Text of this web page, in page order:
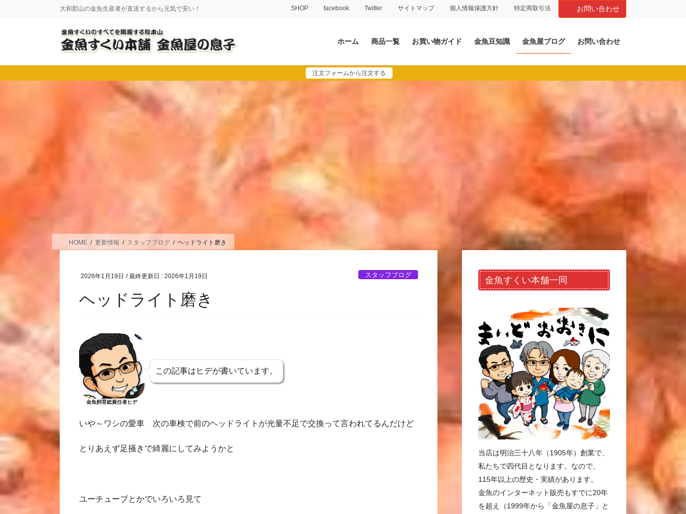
に
移
ョ
ン
大和郡山の金魚生産者が直送するから元気で安い！ SHOP facebook Twitter サイトマップ 個人情報保護方針 特定商取引法 お問い合わせ
ホーム 商品一覧 お買い物ガイド 金魚豆知識 金魚屋ブログ お問い合わせ
注文フォームから注文する
HOME 更新情報 スタッフブログ ヘッドライト磨き
2026年1月19日 / 最終更新日 :2026年1月19日 スタッフブログ
ヘッドライト磨き
金魚飼育総責任者ヒデ
この記事はヒデが書いています。
いや～ワシの愛車 次の車検で前のヘッドライトが光量不足で交換って言われてるんだけど
とりあえず足掻きで綺麗にしてみようかと
ユーチューブとかでいろいろ見て
金魚すくい本舗一同
当店は明治三十八年（1905年）創業で、
私たちで四代目となります。なので、
115年以上の歴史・実績があります。
金魚のインターネット販売もすでに20年
を超え（1999年から「金魚屋の息子」と